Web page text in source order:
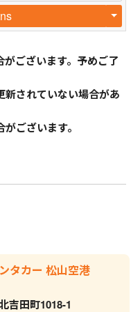
ございます。予めご了
されていない場合があ
ございます。
タカー 松山空港
吉田町1018-1